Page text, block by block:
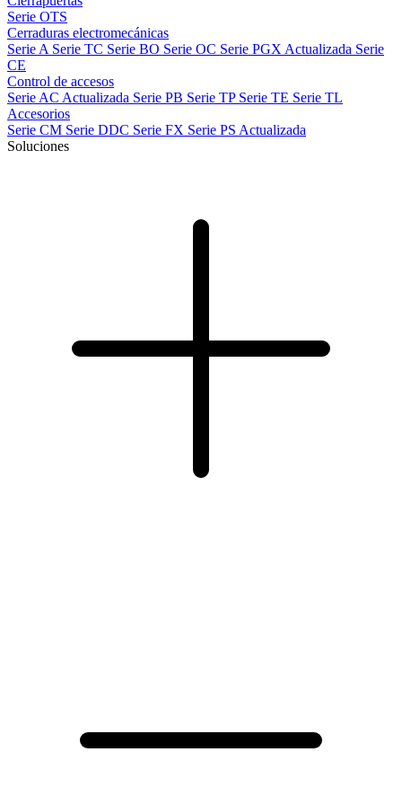
Serie OTS
Cerraduras electromecánicas
Serie A Serie TC Serie BO Serie OC Serie PGX Actualizada Serie
CE
Control de accesos
Serie AC Actualizada Serie PB Serie TP Serie TE Serie TL
Accesorios
Serie CM Serie DDC Serie FX Serie PS Actualizada
Soluciones